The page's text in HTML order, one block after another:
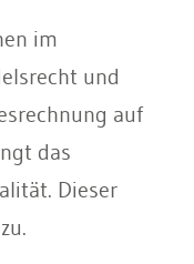
im
und
auf
das
Dieser